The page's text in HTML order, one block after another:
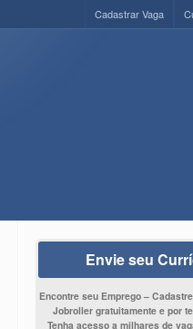
Cadastrar Vaga
Envie seu
Encontre seu Emprego –
Jobroller gratuitamente e por
Tenha acesso a milhares de